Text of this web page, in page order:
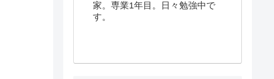
家。専業1年目。日々勉強中で
す。